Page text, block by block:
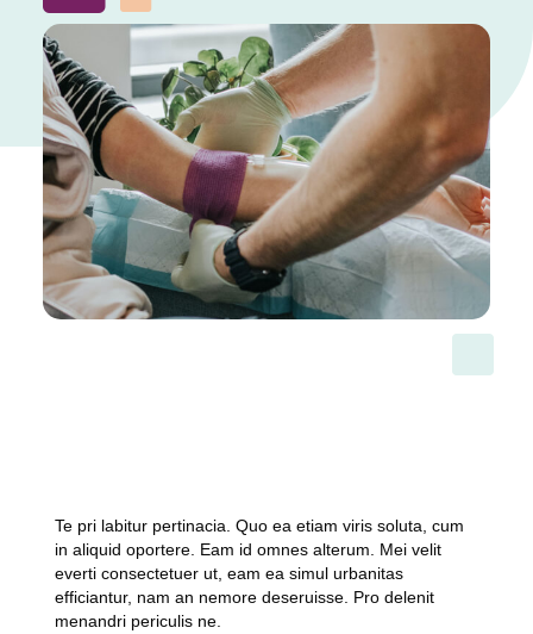
Te pri labitur pertinacia. Quo ea etiam viris soluta, cum
in aliquid oportere. Eam id omnes alterum. Mei velit
everti consectetuer ut, eam ea simul urbanitas
efficiantur, nam an nemore deseruisse. Pro delenit
menandri periculis ne.